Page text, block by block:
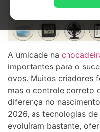
A umidade na
importantes para o
ovos. Muitos criadores
mas o controle correto
diferença no
2026, as tecnologias
evoluíram bastante,